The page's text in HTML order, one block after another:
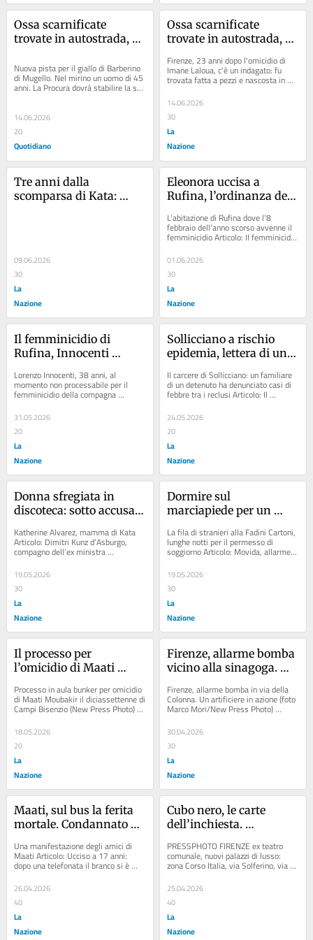
Ossa scarnificate
trovate in autostrada,
l'indagato per l’omicidio
di Imane
Nuova pista per il giallo di Barberino
di Mugello. Nel mirino un uomo di 45
anni. La Procura dovrà stabilire la sua
14.06.2026
20
Quotidiano
Ossa scarnificate
trovate in autostrada,
l'indagato per l’omicidio
di Imane
Firenze, 23 anni dopo l'omicidio di
Imane Laloua, c'è un indagato: fu
trovata fatta a pezzi e nascosta in
sacchi Articolo: Apre la Green...
14.06.2026
30
La
Nazione
Tre anni dalla
scomparsa di Kata:
telecamere
09.06.2026
30
La
Nazione
Eleonora uccisa a
Rufina, l’ordinanza del
resta pericoloso”. In
clinica in libertà vigilata
L’abitazione di Rufina dove l’8
febbraio dell’anno scorso avvenne il
femminicidio Articolo: Il femminicidio
01.06.2026
30
La
Nazione
Il femminicidio di
Rufina, Innocenti
farà riabilitazione in
una clinica
Lorenzo Innocenti, 38 anni, al
momento non processabile per il
femminicidio della compagna
Eleonora Guidi Articolo: “Ha ucciso la
nostra Eleonora...
31.05.2026
20
La
Nazione
Sollicciano a rischio
epidemia, lettera di un
“Dai rubinetti acqua
contaminata”
Il carcere di Sollicciano: un familiare
di un detenuto ha denunciato casi di
febbre tra i reclusi Articolo: Il
24.05.2026
20
La
Nazione
Donna sfregiata in
discoteca: sotto accusa
bambina scomparsa.
Chiesto il rinvio a
Katherine Alvarez, mamma di Kata
Articolo: Dimitri Kunz d’Asburgo,
compagno dell’ex ministra
Santanchè, lascia la discoteca Flò:
“Daniela non...
19.05.2026
30
La
Nazione
Dormire sul
marciapiede per un
caserma Fadini tra
cartoni, bagarini e
La fila di stranieri alla Fadini Cartoni,
lunghe notti per il permesso di
soggiorno Articolo: Movida, allarme
decibel. I comitati suonano la
carica....
19.05.2026
30
La
Nazione
Il processo per
l’omicidio di Maati
ricordo” dell’autista del
bus
Processo in aula bunker per omicidio
di Maati Moubakir il diciassettenne di
Campi Bisenzio (New Press Photo)
Articolo: “L’ho visto morire davanti...
18.05.2026
20
La
Nazione
Firenze, allarme bomba
vicino alla sinagoga. Ma
sono batterie
abbandonate
Firenze, allarme bomba in via della
Colonna. Un artificiere in azione (foto
Marco Mori/New Press Photo)
Articolo: Traffico di armi abusive.
Ordigni...
30.04.2026
30
La
Nazione
Maati, sul bus la ferita
mortale. Condannato
testimone
Una manifestazione degli amici di
Maati Articolo: Ucciso a 17 anni:
dopo una telefonata il branco si è
armato con bastoni e coltelli Articolo:
Maati,...
26.04.2026
40
La
Nazione
Cubo nero, le carte
dell’inchiesta.
progetti: due piani in
più nel blocco B, ma la
PRESSPHOTO FIRENZE ex teatro
comunale, nuovi palazzi di lusso:
zona Corso Italia, via Solferino, via
Magenta. Foto Marco Mori /New
Press Photo...
25.04.2026
40
La
Nazione